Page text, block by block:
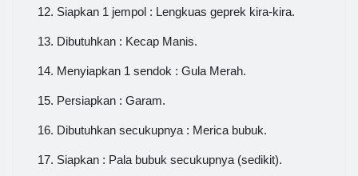
Siapkan 1 jempol : Lengkuas geprek kira-kira.
Dibutuhkan : Kecap Manis.
Menyiapkan 1 sendok : Gula Merah.
Persiapkan : Garam.
Dibutuhkan secukupnya : Merica bubuk.
Siapkan : Pala bubuk secukupnya (sedikit).